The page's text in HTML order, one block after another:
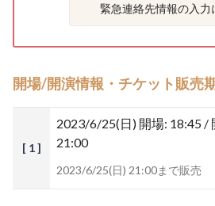
緊急連絡先情報の入力
開場/開演情報・チケット販売
[ 1 ]
2023/6/25(日) 開場: 18:45 /
21:00
2023/6/25(日) 21:00まで販売